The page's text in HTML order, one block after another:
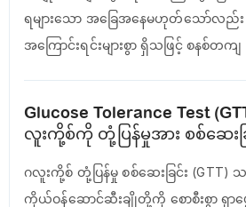
ရများသော အခြေအနေမဟုတ်သော်လည်
အကြောင်းရင်းများစွာ ရှိသဖြင့် စန
Glucose Tolerance Test
လူးကို့စ်ကို တုံ့ပြန်မှုအား စစ်ဆေးခ
ဂလူးကို့စ် တုံ့ပြန်မှု စစ်ဆေးခြင်း (GTT)
ကိုယ်ဝန်ဆောင်ဆီးချိုတို့ကို စောစီးစွာ ရှာ